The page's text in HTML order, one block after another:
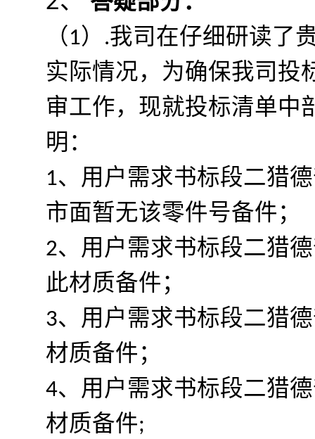
（1）.我司在仔细研读了
实际情况，为确保我司投
审工作，现就投标清单中
明：
1、用户需求书标段二猎
市面暂无该零件号备件；
2、用户需求书标段二猎
此材质备件；
3、用户需求书标段二猎
材质备件；
4、用户需求书标段二猎
材质备件;